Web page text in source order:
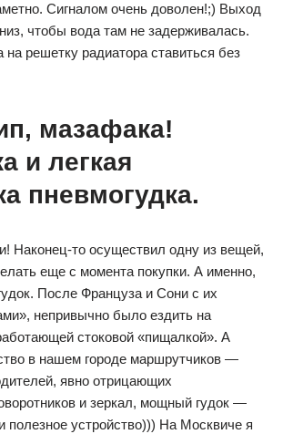
Сигналом очень доволен!;) Выход
чтобы вода там не задерживалась.
на решетку радиатора ставиться без
мазафака!
и легкая
пневмогудка.
Наконец-то осуществил одну из вещей,
еще с момента покупки. А именно,
После Француза и Сони с их
непривычно было ездить на
стоковой «пищалкой». А
в нашем городе маршрутчиков —
явно отрицающих
и зеркал, мощный гудок —
полезное устройство))) На Москвиче я